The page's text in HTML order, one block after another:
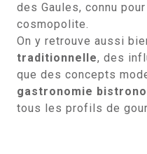
des Gaules, connu
cosmopolite.
On y retrouve aussi
traditionnelle, des
que des concepts
gastronomie
tous les profils de